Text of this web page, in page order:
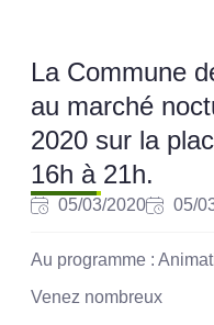
La Commune
au marché
2020 sur la
16h à 21h.
05/03/2020 05/
Au programme :
Venez nombreux